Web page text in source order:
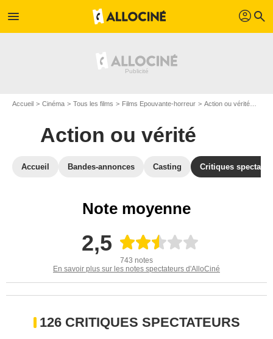
menu profil search
Accueil Cinéma Tous les films Films Epouvante-horreur Action ou vérité
Action ou vérité
Accueil Bandes-annonces Casting Critiques
Note moyenne
2,5
743 notes
En savoir plus sur les notes spectateurs d'AlloCiné
126 CRITIQUES SPECTATEURS